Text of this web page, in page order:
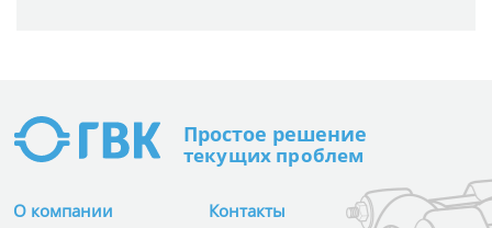
Простое решение
текущих проблем
О компании
Контакты